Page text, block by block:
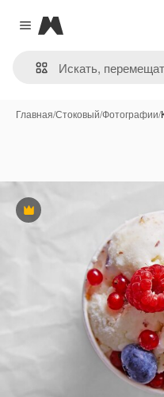
Close menu
Magnific
Главная/Стоковый/Фотографии/
Премиум